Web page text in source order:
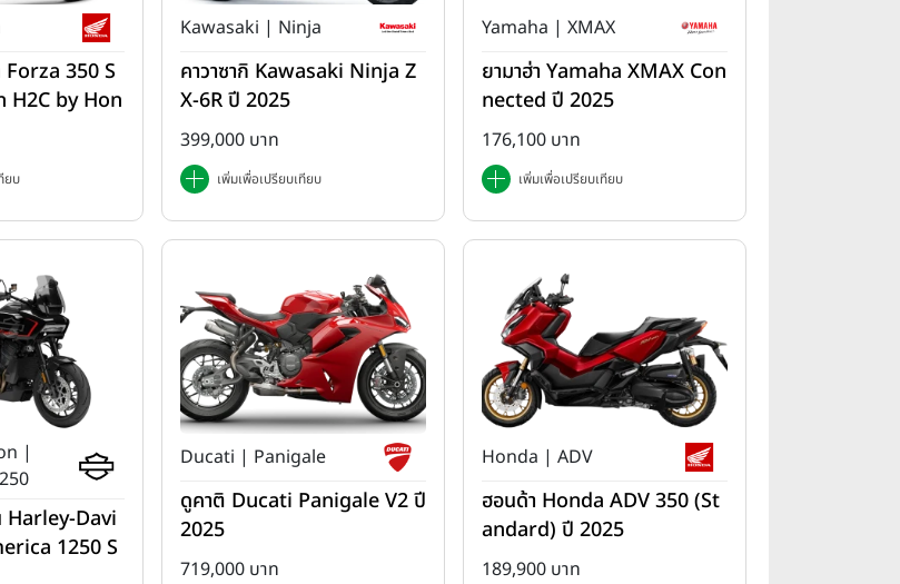
350 S
H2C by Hon
ยบ
Kawasaki | Ninja
คาวาซากิ Kawasaki Ninja Z
X-6R ปี 2025
399,000 บาท
เพิ่มเพื่อเปรียบเทียบ
Yamaha | XMAX
ยามาฮ่า Yamaha XMAX Con
nected ปี 2025
176,100 บาท
เพิ่มเพื่อเปรียบเทียบ
|
Harley-Davi
1250 S
Ducati | Panigale
ดูคาติ Ducati Panigale V2 ปี
2025
719,000 บาท
Honda | ADV
ฮอนด้า Honda ADV 350 (St
andard) ปี 2025
189,900 บาท